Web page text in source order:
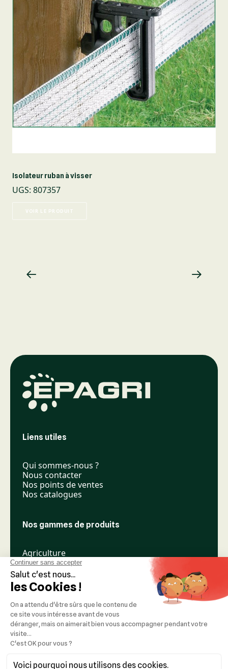
Isolateur ruban à visser
UGS: 807357
VOIR LE PRODUIT
Liens utiles
Qui sommes-nous ?
Nous contacter
Nos points de ventes
Nos catalogues
Nos gammes de produits
Agriculture
Élevage
Espaces verts
Nos réseaux